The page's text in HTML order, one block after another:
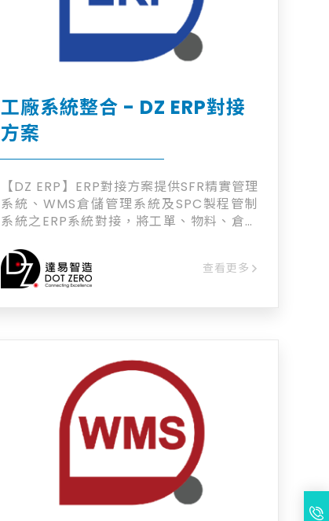
工廠系統整合 - DZ ERP對接
方案
【DZ ERP】ERP對接方案提供SFR精實管理
系統、WMS倉儲管理系統及SPC製程管制
系統之ERP系統對接，將工單、物料、倉儲
功能，由三大系統的資訊以API串接或RPA
串接等形式進行回寫同步，確保導入新系統
之餘，舊系統資料及使用不受影響。
查看更多